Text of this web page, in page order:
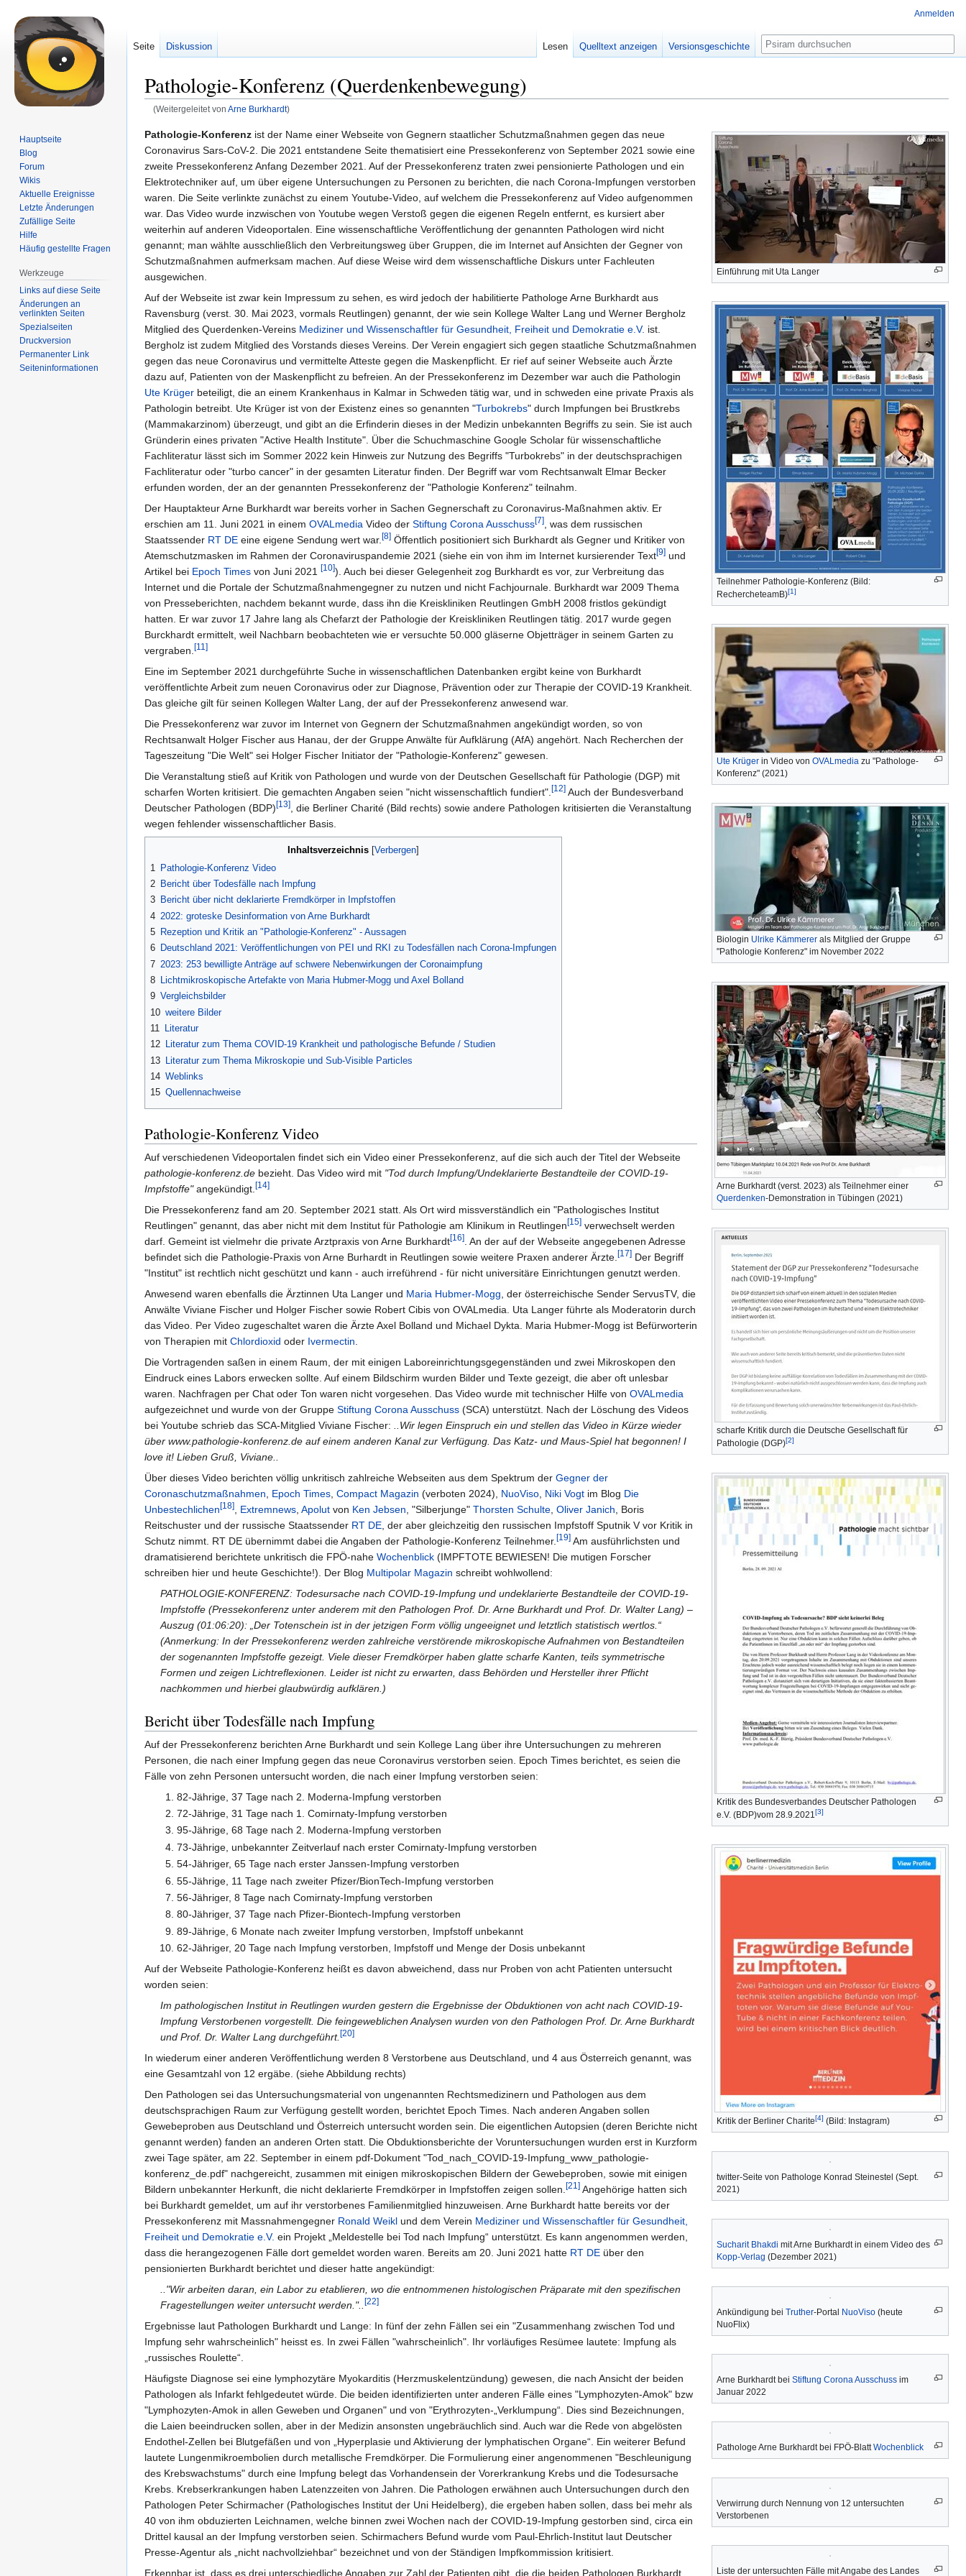
Pathologie-Konferenz (Querdenkenbewegung)
(Weitergeleitet von Arne Burkhardt)
Zur
Navigation
springen
Zur
Suche
springen
Einführung mit Uta Langer
Teilnehmer Pathologie-Konferenz (Bild:
RechercheteamB)[1]
Ute Krüger in Video von OVALmedia zu "Pathologe-
Konferenz" (2021)
Biologin Ulrike Kämmerer als Mitglied der Gruppe
"Pathologie Konferenz" im November 2022
Arne Burkhardt (verst. 2023) als Teilnehmer einer
Querdenken-Demonstration in Tübingen (2021)
scharfe Kritik durch die Deutsche Gesellschaft für
Pathologie (DGP)[2]
Kritik des Bundesverbandes Deutscher Pathologen
e.V. (BDP)vom 28.9.2021[3]
Kritik der Berliner Charite[4] (Bild: Instagram)
twitter-Seite von Pathologe Konrad Steinestel (Sept.
2021)
Sucharit Bhakdi mit Arne Burkhardt in einem Video des
Kopp-Verlag (Dezember 2021)
Ankündigung bei Truther-Portal NuoViso (heute
NuoFlix)
Arne Burkhardt bei Stiftung Corona Ausschuss im
Januar 2022
Pathologe Arne Burkhardt bei FPÖ-BlattWochenblick
Verwirrung durch Nennung von 12 untersuchten
Verstorbenen
Liste der untersuchten Fälle mit Angabe des Landes
Pathologie-Konferenz ist der Name einer Webseite von Gegnern staatlicher Schutzmaßnahmen gegen das neue
Coronavirus Sars-CoV-2. Die 2021 entstandene Seite thematisiert eine Pressekonferenz von September 2021 sowie eine
zweite Pressekonferenz Anfang Dezember 2021. Auf der Pressekonferenz traten zwei pensionierte Pathologen und ein
Elektrotechniker auf, um über eigene Untersuchungen zu Personen zu berichten, die nach Corona-Impfungen verstorben
waren. Die Seite verlinkte zunächst zu einem Youtube-Video, auf welchem die Pressekonferenz auf Video aufgenommen
war. Das Video wurde inzwischen von Youtube wegen Verstoß gegen die eigenen Regeln entfernt, es kursiert aber
weiterhin auf anderen Videoportalen. Eine wissenschaftliche Veröffentlichung der genannten Pathologen wird nicht
genannt; man wählte ausschließlich den Verbreitungsweg über Gruppen, die im Internet auf Ansichten der Gegner von
Schutzmaßnahmen aufmerksam machen. Auf diese Weise wird dem wissenschaftliche Diskurs unter Fachleuten
ausgewichen.
Auf der Webseite ist zwar kein Impressum zu sehen, es wird jedoch der habilitierte Pathologe Arne Burkhardt aus
Ravensburg (verst. 30. Mai 2023, vormals Reutlingen) genannt, der wie sein Kollege Walter Lang und Werner Bergholz
Mitglied des Querdenken-Vereins Mediziner und Wissenschaftler für Gesundheit, Freiheit und Demokratie e.V. ist.
Bergholz ist zudem Mitglied des Vorstands dieses Vereins. Der Verein engagiert sich gegen staatliche Schutzmaßnahmen
gegen das neue Coronavirus und vermittelte Atteste gegen die Maskenpflicht. Er rief auf seiner Webseite auch Ärzte
dazu auf, Patienten von der Maskenpflicht zu befreien. An der Pressekonferenz im Dezember war auch die Pathologin
Ute Krüger beteiligt, die an einem Krankenhaus in Kalmar in Schweden tätig war, und in schweden eine private Praxis als
Pathologin betreibt. Ute Krüger ist von der Existenz eines so genannten "Turbokrebs" durch Impfungen bei Brustkrebs
(Mammakarzinom) überzeugt, und gibt an die Erfinderin dieses in der Medizin unbekannten Begriffs zu sein. Sie ist auch
Gründerin eines privaten "Active Health Institute". Über die Schuchmaschine Google Scholar für wissenschaftliche
Fachliteratur lässt sich im Sommer 2022 kein Hinweis zur Nutzung des Begriffs "Turbokrebs" in der deutschsprachigen
Fachliteratur oder "turbo cancer" in der gesamten Literatur finden. Der Begriff war vom Rechtsanwalt Elmar Becker
erfunden worden, der an der genannten Pressekonferenz der "Pathologie Konferenz" teilnahm.
Der Hauptakteur Arne Burkhardt war bereits vorher in Sachen Gegnerschaft zu Coronavirus-Maßnahmen aktiv. Er
erschien am 11. Juni 2021 in einem OVALmedia Video der Stiftung Corona Ausschuss[7]
, was dem russischen
Staatssender RT DE eine eigene Sendung wert war. [8] Öffentlich positioniert sich Burkhardt als Gegner und Kritiker von
Atemschutzmasken im Rahmen der Coronaviruspandemie 2021 (siehe ein von ihm im Internet kursierender Text[9] und
Artikel bei Epoch Times von Juni 2021 [10]). Auch bei dieser Gelegenheit zog Burkhardt es vor, zur Verbreitung das
Internet und die Portale der Schutzmaßnahmengegner zu nutzen und nicht Fachjournale. Burkhardt war 2009 Thema
von Presseberichten, nachdem bekannt wurde, dass ihn die Kreiskliniken Reutlingen GmbH 2008 fristlos gekündigt
hatten. Er war zuvor 17 Jahre lang als Chefarzt der Pathologie der Kreiskliniken Reutlingen tätig. 2017 wurde gegen
Burckhardt ermittelt, weil Nachbarn beobachteten wie er versuchte 50.000 gläserne Objetträger in seinem Garten zu
vergraben. [11]
Eine im September 2021 durchgeführte Suche in wissenschaftlichen Datenbanken ergibt keine von Burkhardt
veröffentlichte Arbeit zum neuen Coronavirus oder zur Diagnose, Prävention oder zur Therapie der COVID-19 Krankheit.
Das gleiche gilt für seinen Kollegen Walter Lang, der auf der Pressekonferenz anwesend war.
Die Pressekonferenz war zuvor im Internet von Gegnern der Schutzmaßnahmen angekündigt worden, so von
Rechtsanwalt Holger Fischer aus Hanau, der der Gruppe Anwälte für Aufklärung (AfA) angehört. Nach Recherchen der
Tageszeitung "Die Welt" sei Holger Fischer Initiator der "Pathologie-Konferenz" gewesen.
Die Veranstaltung stieß auf Kritik von Pathologen und wurde von der Deutschen Gesellschaft für Pathologie (DGP) mit
scharfen Worten kritisiert. Die gemachten Angaben seien "nicht wissenschaftlich fundiert". [12] Auch der Bundesverband
Deutscher Pathologen (BDP)[13]
, die Berliner Charité (Bild rechts) sowie andere Pathologen kritisierten die Veranstaltung
wegen fehlender wissenschaftlicher Basis.
Inhaltsverzeichnis
1
Pathologie-Konferenz Video
2 Bericht über Todesfälle nach Impfung
3 Bericht über nicht deklarierte Fremdkörper in Impfstoffen
4 2022: groteske Desinformation von Arne Burkhardt
5 Rezeption und Kritik an "Pathologie-Konferenz" - Aussagen
6 Deutschland 2021: Veröffentlichungen von PEI und RKI zu Todesfällen nach Corona-Impfungen
7 2023: 253 bewilligte Anträge auf schwere Nebenwirkungen der Coronaimpfung
8
Lichtmikroskopische Artefakte von Maria Hubmer-Mogg und Axel Bolland
9 Vergleichsbilder
10 weitere Bilder
11
Literatur
12 Literatur zum Thema COVID-19 Krankheit und pathologische Befunde / Studien
13 Literatur zum Thema Mikroskopie und Sub-Visible Particles
14 Weblinks
15 Quellennachweise
Pathologie-Konferenz Video
Auf verschiedenen Videoportalen findet sich ein Video einer Pressekonferenz, auf die sich auch der Titel der Webseite
pathologie-konferenz.de bezieht. Das Video wird mit "Tod durch Impfung/Undeklarierte Bestandteile der COVID-19-
Impfstoffe"angekündigt. [14]
Die Pressekonferenz fand am 20. September 2021 statt. Als Ort wird missverständlich ein "Pathologisches Institut
Reutlingen" genannt, das aber nicht mit dem Institut für Pathologie am Klinikum in Reutlingen[15] verwechselt werden
darf. Gemeint ist vielmehr die private Arztpraxis von Arne Burkhardt[16] . An der auf der Webseite angegebenen Adresse
befindet sich die Pathologie-Praxis von Arne Burhardt in Reutlingen sowie weitere Praxen anderer Ärzte. [17] Der Begriff
"Institut" ist rechtlich nicht geschützt und kann - auch irreführend - für nicht universitäre Einrichtungen genutzt werden.
Anwesend waren ebenfalls die Ärztinnen Uta Langer und Maria Hubmer-Mogg , der österreichische Sender ServusTV, die
Anwälte Viviane Fischer und Holger Fischer sowie Robert Cibis von OVALmedia. Uta Langer führte als Moderatorin durch
das Video. Per Video zugeschaltet waren die Ärzte Axel Bolland und Michael Dykta. Maria Hubmer-Mogg ist Befürworterin
von Therapien mit Chlordioxid oder Ivermectin
Die Vortragenden saßen in einem Raum, der mit einigen Laboreinrichtungsgegenständen und zwei Mikroskopen den
Eindruck eines Labors erwecken sollte. Auf einem Bildschirm wurden Bilder und Texte gezeigt, die aber oft unlesbar
waren. Nachfragen per Chat oder Ton waren nicht vorgesehen. Das Video wurde mit technischer Hilfe von OVALmedia
aufgezeichnet und wurde von der Gruppe Stiftung Corona Ausschuss (SCA) unterstützt. Nach der Löschung des Videos
bei Youtube schrieb das SCA-Mitglied Viviane Fischer:
..Wir legen Einspruch ein und stellen das Video in Kürze wieder
über www.pathologie-konferenz.de auf einem anderen Kanal zur Verfügung. Das Katz- und Maus-Spiel hat begonnen! I
love it! Lieben Gruß, Viviane..
Über dieses Video berichten völlig unkritisch zahlreiche Webseiten aus dem Spektrum der Gegner der
Coronaschutzmaßnahmen
Epoch Times Compact Magazin (verboten 2024), NuoViso Niki Vogt im Blog Die
Unbestechlichen[18] Extremnews Apolut von Ken Jebsen , "Silberjunge" Thorsten Schulte Oliver Janich , Boris
Reitschuster und der russische Staatssender RT DE , der aber gleichzeitig den russischen Impfstoff Sputnik V vor Kritik in
Schutz nimmt. RT DE übernimmt dabei die Angaben der Pathologie-Konferenz Teilnehmer. [19] Am ausführlichsten und
dramatisierend berichtete unkritisch die FPÖ-nahe Wochenblick (IMPFTOTE BEWIESEN! Die mutigen Forscher
schreiben hier und heute Geschichte!). Der Blog Multipolar Magazin schreibt wohlwollend:
PATHOLOGIE-KONFERENZ: Todesursache nach COVID-19-Impfung und undeklarierte Bestandteile der COVID-19-
Impfstoffe (Pressekonferenz unter anderem mit den Pathologen Prof. Dr. Arne Burkhardt und Prof. Dr. Walter Lang) –
Auszug (01:06:20): „Der Totenschein ist in der jetzigen Form völlig ungeeignet und letztlich statistisch wertlos.“
(Anmerkung: In der Pressekonferenz werden zahlreiche verstörende mikroskopische Aufnahmen von Bestandteilen
der sogenannten Impfstoffe gezeigt. Viele dieser Fremdkörper haben glatte scharfe Kanten, teils symmetrische
Formen und zeigen Lichtreflexionen. Leider ist nicht zu erwarten, dass Behörden und Hersteller ihrer Pflicht
nachkommen und hierbei glaubwürdig aufklären.)
Bericht über Todesfälle nach Impfung
Auf der Pressekonferenz berichten Arne Burkhardt und sein Kollege Lang über ihre Untersuchungen zu mehreren
Personen, die nach einer Impfung gegen das neue Coronavirus verstorben seien. Epoch Times berichtet, es seien die
Fälle von zehn Personen untersucht worden, die nach einer Impfung verstorben seien:
82-Jährige, 37 Tage nach 2. Moderna-Impfung verstorben
72-Jährige, 31 Tage nach 1. Comirnaty-Impfung verstorben
95-Jährige, 68 Tage nach 2. Moderna-Impfung verstorben
73-Jährige, unbekannter Zeitverlauf nach erster Comirnaty-Impfung verstorben
54-Jähriger, 65 Tage nach erster Janssen-Impfung verstorben
55-Jährige, 11 Tage nach zweiter Pfizer/BionTech-Impfung verstorben
56-Jähriger, 8 Tage nach Comirnaty-Impfung verstorben
80-Jähriger, 37 Tage nach Pfizer-Biontech-Impfung verstorben
89-Jährige, 6 Monate nach zweiter Impfung verstorben, Impfstoff unbekannt
62-Jähriger, 20 Tage nach Impfung verstorben, Impfstoff und Menge der Dosis unbekannt
Auf der Webseite Pathologie-Konferenz heißt es davon abweichend, dass nur Proben von acht Patienten untersucht
worden seien:
Im pathologischen Institut in Reutlingen wurden gestern die Ergebnisse der Obduktionen von acht nach COVID-19-
Impfung Verstorbenen vorgestellt. Die feingeweblichen Analysen wurden von den Pathologen Prof. Dr. Arne Burkhardt
und Prof. Dr. Walter Lang durchgeführt.[20]
In wiederum einer anderen Veröffentlichung werden 8 Verstorbene aus Deutschland, und 4 aus Österreich genannt, was
eine Gesamtzahl von 12 ergäbe. (siehe Abbildung rechts)
Den Pathologen sei das Untersuchungsmaterial von ungenannten Rechtsmedizinern und Pathologen aus dem
deutschsprachigen Raum zur Verfügung gestellt worden, berichtet Epoch Times. Nach anderen Angaben sollen
Gewebeproben aus Deutschland und Österreich untersucht worden sein. Die eigentlichen Autopsien (deren Berichte nicht
genannt werden) fanden an anderen Orten statt. Die Obduktionsberichte der Voruntersuchungen wurden erst in Kurzform
zwei Tage später, am 22. September in einem pdf-Dokument "Tod_nach_COVID-19-Impfung_www_pathologie-
konferenz_de.pdf" nachgereicht, zusammen mit einigen mikroskopischen Bildern der Gewebeproben, sowie mit einigen
Bildern unbekannter Herkunft, die nicht deklarierte Fremdkörper in Impfstoffen zeigen sollen. [21] Angehörige hatten sich
bei Burkhardt gemeldet, um auf ihr verstorbenes Familienmitglied hinzuweisen. Arne Burkhardt hatte bereits vor der
Pressekonferenz mit Massnahmengegner Ronald Weikl und dem Verein Mediziner und Wissenschaftler für Gesundheit,
Freiheit und Demokratie e.V. ein Projekt „Meldestelle bei Tod nach Impfung“ unterstützt. Es kann angenommen werden,
dass die herangezogenen Fälle dort gemeldet worden waren. Bereits am 20. Juni 2021 hatte RT DE über den
pensionierten Burkhardt berichtet und dieser hatte angekündigt:
.."Wir arbeiten daran, ein Labor zu etablieren, wo die entnommenen histologischen Präparate mit den spezifischen
Fragestellungen weiter untersucht werden."..[22]
Ergebnisse laut Pathologen Burkhardt und Lange: In fünf der zehn Fällen sei ein "Zusammenhang zwischen Tod und
Impfung sehr wahrscheinlich" heisst es. In zwei Fällen "wahrscheinlich". Ihr vorläufiges Resümee lautete: Impfung als
„russisches Roulette“.
Häufigste Diagnose sei eine lymphozytäre Myokarditis (Herzmuskelentzündung) gewesen, die nach Ansicht der beiden
Pathologen als Infarkt fehlgedeutet würde. Die beiden identifizierten unter anderen Fälle eines "Lymphozyten-Amok" bzw
"Lymphozyten-Amok in allen Geweben und Organen" und von "Erythrozyten-„Verklumpung“. Dies sind Bezeichnungen,
die Laien beeindrucken sollen, aber in der Medizin ansonsten ungebräuchlich sind. Auch war die Rede von abgelösten
Endothel-Zellen bei Blutgefäßen und von „Hyperplasie und Aktivierung der lymphatischen Organe“. Ein weiterer Befund
lautete Lungenmikroembolien durch metallische Fremdkörper. Die Formulierung einer angenommenen "Beschleunigung
des Krebswachstums" durch eine Impfung belegt das Vorhandensein der Vorerkrankung Krebs und die Todesursache
Krebs. Krebserkrankungen haben Latenzzeiten von Jahren. Die Pathologen erwähnen auch Untersuchungen durch den
Pathologen Peter Schirmacher (Pathologisches Institut der Uni Heidelberg), die ergeben haben sollen, dass bei mehr als
40 von ihm obduzierten Leichnamen, welche binnen zwei Wochen nach der COVID-19-Impfung gestorben sind, circa ein
Drittel kausal an der Impfung verstorben seien. Schirmachers Befund wurde vom Paul-Ehrlich-Institut laut Deutscher
Presse-Agentur als „nicht nachvollziehbar“ bezeichnet und von der Ständigen Impfkommission kritisiert.
Erkennbar ist, dass es drei unterschiedliche Angaben zur Zahl der Patienten gibt, die die beiden Pathologen Burkhardt
Anmelden
Seite Diskussion Lesen Quelltext anzeigen Versionsgeschichte
Suche
Hauptseite
Blog
Forum
Wikis
Aktuelle Ereignisse
Letzte Änderungen
Zufällige Seite
Hilfe
Häufig gestellte Fragen
Werkzeuge
Links auf diese Seite
Änderungen an
verlinkten Seiten
Spezialseiten
Druckversion
Permanenter Link
Seiten­informationen